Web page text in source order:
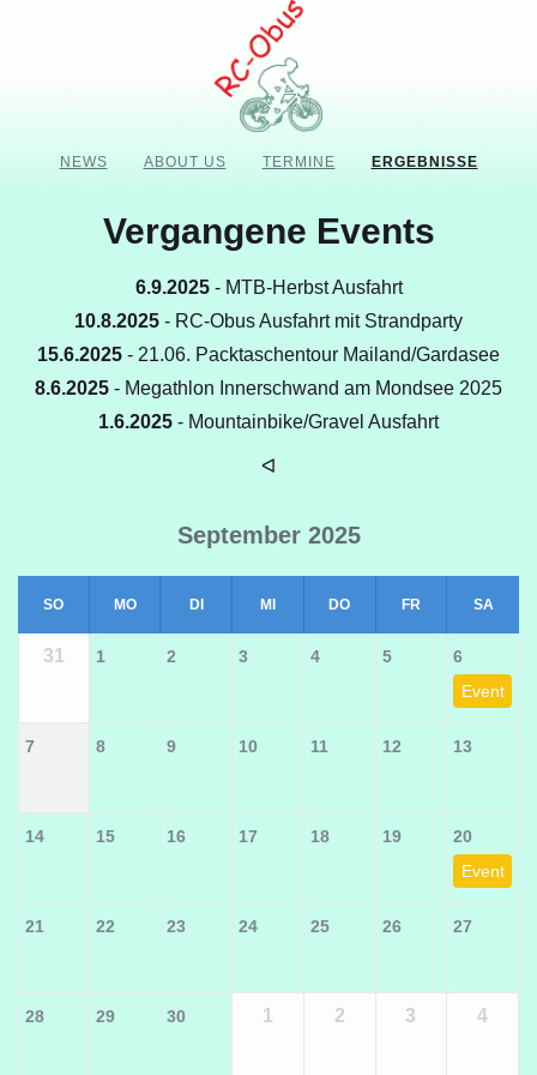
NEWS ABOUT US TERMINE ERGEBNISSE
Vergangene Events
6.9.2025- MTB-Herbst Ausfahrt
10.8.2025 - RC-Obus Ausfahrt mit Strandparty
15.6.2025 - 21.06. Packtaschentour Mailand/Gardasee
8.6.2025 - Megathlon Innerschwand am Mondsee 2025
1.6.2025 - Mountainbike/Gravel Ausfahrt
ᐊ
September 2025
SO MO DI MI DO FR SA
31 1 2 3 4 5
6
Event
7 8 9 10 11 12 13
14 15 16 17 18 19
20
Event
21 22 23 24 25 26 27
28 29 30 1 2 3 4